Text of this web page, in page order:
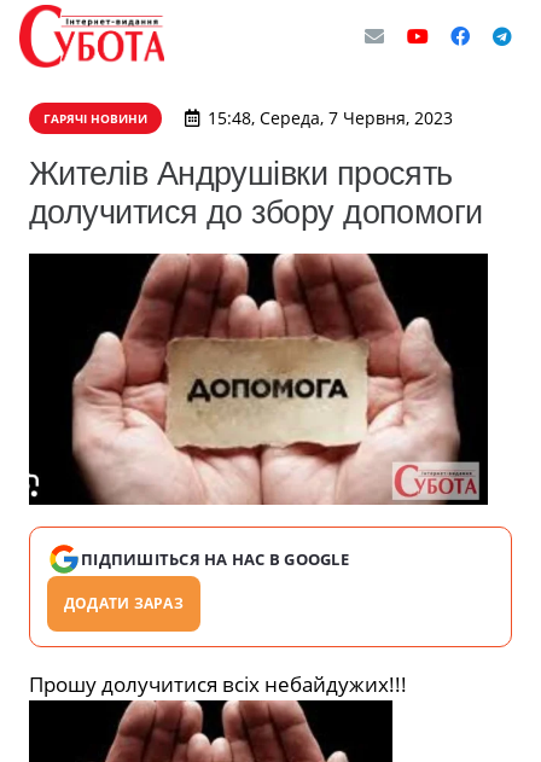
ГАРЯЧІ НОВИНИ 15:48, Середа, 7 Червня, 2023
Жителів Андрушівки просять
долучитися до збору допомоги
ПІДПИШІТЬСЯ НА НАС В GOOGLE
ДОДАТИ ЗАРАЗ
Прошу долучитися всіх небайдужих!!!